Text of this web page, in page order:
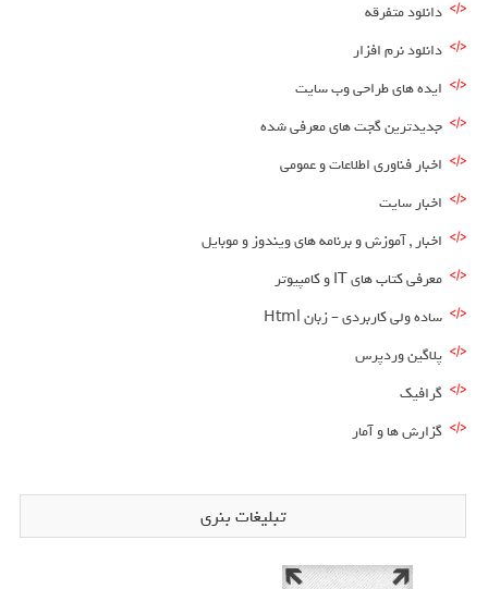
دانلود متفرقه
دانلود نرم افزار
ایده های طراحی وب سایت
جدیدترین گجت های معرفی شده
اخبار فناوری اطلاعات و عمومی
اخبار سایت
اخبار , آموزش و برنامه های ویندوز و موبایل
معرفی کتاب های IT و کامپیوتر
ساده ولی کاربردی – زبان Html
پلاگین وردپرس
گرافیک
گزارش ها و آمار
تبلیغات بنری